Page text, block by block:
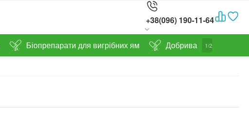
+38(096) 190-11-64
Біопрепарати для вигрібних ям Добрива 1/2